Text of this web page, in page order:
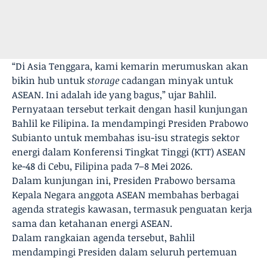
“Di Asia Tenggara, kami kemarin merumuskan akan
bikin hub untukstoragecadangan minyak untuk
ASEAN. Ini adalah ide yang bagus,” ujar Bahlil.
Pernyataan tersebut terkait dengan hasil kunjungan
Bahlil ke Filipina. Ia mendampingi Presiden Prabowo
Subianto untuk membahas isu-isu strategis sektor
energi dalam Konferensi Tingkat Tinggi (KTT) ASEAN
ke-48 di Cebu, Filipina pada 7–8 Mei 2026.
Dalam kunjungan ini, Presiden Prabowo bersama
Kepala Negara anggota ASEAN membahas berbagai
agenda strategis kawasan, termasuk penguatan kerja
sama dan ketahanan energi ASEAN.
Dalam rangkaian agenda tersebut, Bahlil
mendampingi Presiden dalam seluruh pertemuan